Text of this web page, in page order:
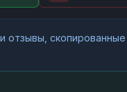
отзывы,